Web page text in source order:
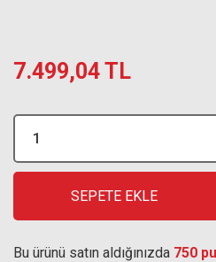
7.499,04 TL
SEPETE EKLE
Bu ürünü satın aldığınızda 750